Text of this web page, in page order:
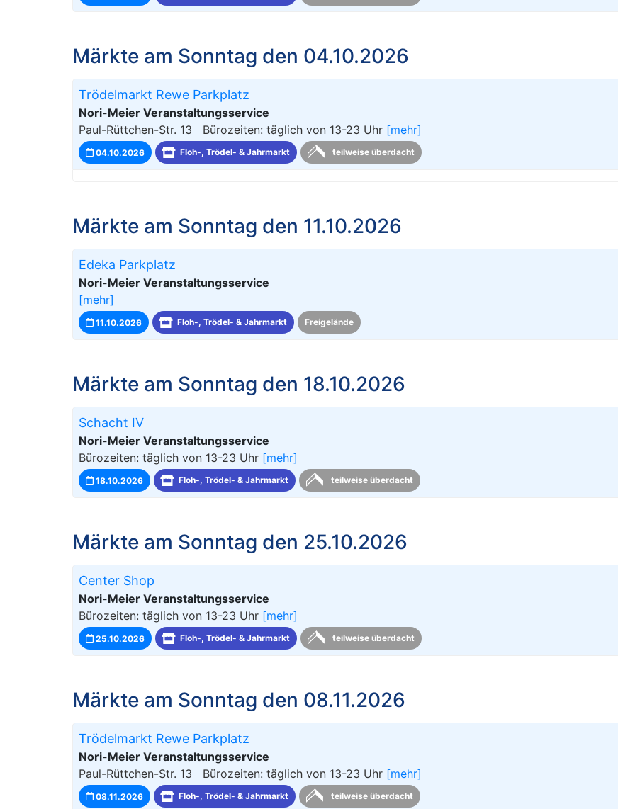
Märkte am Sonntag den 04.10.2026
Trödelmarkt Rewe Parkplatz
Nori-Meier Veranstaltungsservice
Paul-Rüttchen-Str. 13 Bürozeiten: täglich von 13-23 Uhr [mehr]
04.10.2026 Floh-, Trödel- & Jahrmarkt teilweise überdacht
Märkte am Sonntag den 11.10.2026
Edeka Parkplatz
Nori-Meier Veranstaltungsservice
[mehr]
11.10.2026 Floh-, Trödel- & Jahrmarkt Freigelände
Märkte am Sonntag den 18.10.2026
Schacht IV
Nori-Meier Veranstaltungsservice
Bürozeiten: täglich von 13-23 Uhr [mehr]
18.10.2026 Floh-, Trödel- & Jahrmarkt teilweise überdacht
Märkte am Sonntag den 25.10.2026
Center Shop
Nori-Meier Veranstaltungsservice
Bürozeiten: täglich von 13-23 Uhr [mehr]
25.10.2026 Floh-, Trödel- & Jahrmarkt teilweise überdacht
Märkte am Sonntag den 08.11.2026
Trödelmarkt Rewe Parkplatz
Nori-Meier Veranstaltungsservice
Paul-Rüttchen-Str. 13 Bürozeiten: täglich von 13-23 Uhr [mehr]
08.11.2026 Floh-, Trödel- & Jahrmarkt teilweise überdacht